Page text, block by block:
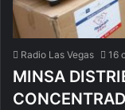
Radio Las Vegas 16
MINSA